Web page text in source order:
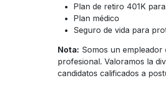
Plan de retiro 401K
Plan médico
Seguro de vida para
Nota: Somos un empleador
profesional. Valoramos la
candidatos calificados a